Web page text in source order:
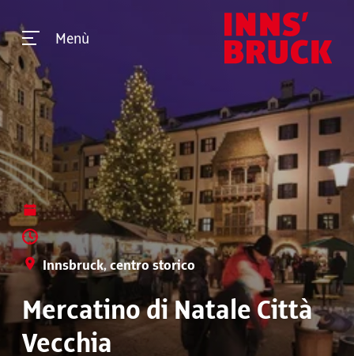
Menù
Innsbruck, centro storico
Mercatino di Natale Città
Vecchia